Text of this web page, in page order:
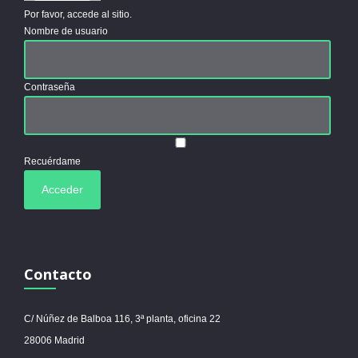
Por favor, accede al sitio.
Nombre de usuario
Contraseña
Recuérdame
Contacto
C/ Núñez de Balboa 116, 3ª planta, oficina 22
28006 Madrid